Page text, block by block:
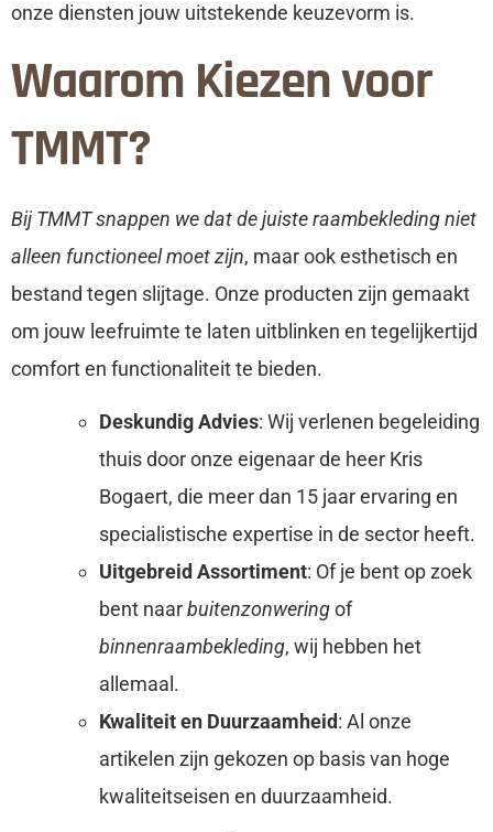
onze diensten jouw uitstekende keuzevorm is.
Waarom Kiezen voor
TMMT?
Bij TMMT snappen we dat de juiste raambekleding niet
alleen functioneel moet zijn, maar ook esthetisch en
bestand tegen slijtage. Onze producten zijn gemaakt
om jouw leefruimte te laten uitblinken en tegelijkertijd
comfort en functionaliteit te bieden.
Deskundig Advies: Wij verlenen begeleiding
thuis door onze eigenaar de heer Kris
Bogaert, die meer dan 15 jaar ervaring en
specialistische expertise in de sector heeft.
Uitgebreid Assortiment: Of je bent op zoek
bent naarbuitenzonweringof
binnenraambekleding, wij hebben het
allemaal.
Kwaliteit en Duurzaamheid: Al onze
artikelen zijn gekozen op basis van hoge
kwaliteitseisen en duurzaamheid.